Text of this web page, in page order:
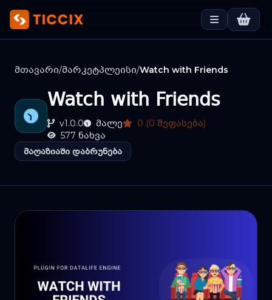
მთავარი/მარკეტპლეისი/Watch with Friends
Watch with Friends
v1.0.0 მალე
0 (0 შეფასება)
577 ნახვა
მაღაზიაში დაბრუნება